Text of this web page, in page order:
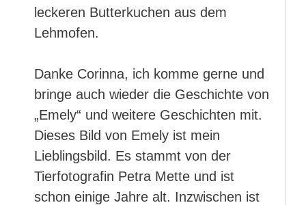
leckeren Butterkuchen aus dem
Lehmofen.
Danke Corinna, ich komme gerne und
bringe auch wieder die Geschichte von
„Emely“ und weitere Geschichten mit.
Dieses Bild von Emely ist mein
Lieblingsbild. Es stammt von der
Tierfotografin Petra Mette und ist
schon einige Jahre alt. Inzwischen ist